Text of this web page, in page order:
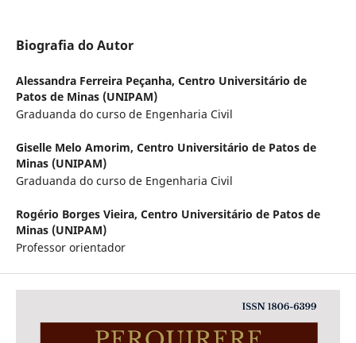
Biografia do Autor
Alessandra Ferreira Peçanha, Centro Universitário de
Patos de Minas (UNIPAM)
Graduanda do curso de Engenharia Civil
Giselle Melo Amorim, Centro Universitário de Patos de
Minas (UNIPAM)
Graduanda do curso de Engenharia Civil
Rogério Borges Vieira, Centro Universitário de Patos de
Minas (UNIPAM)
Professor orientador